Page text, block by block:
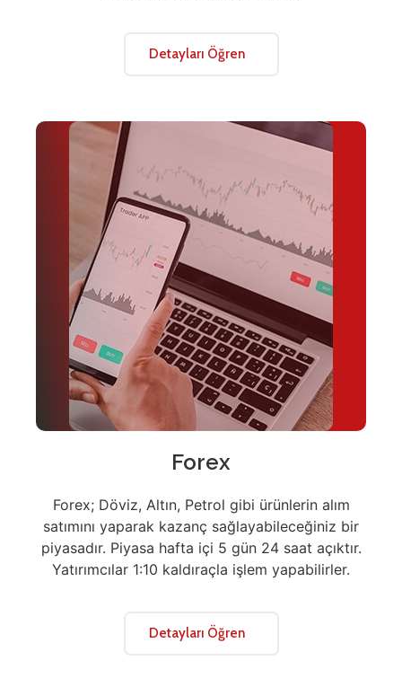
Detayları Öğren
Forex
Forex; Döviz, Altın, Petrol gibi ürünlerin alım
satımını yaparak kazanç sağlayabileceğiniz bir
piyasadır. Piyasa hafta içi 5 gün 24 saat açıktır.
Yatırımcılar 1:10 kaldıraçla işlem yapabilirler.
Detayları Öğren